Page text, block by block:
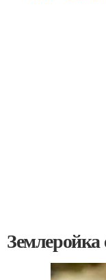
Землеройка